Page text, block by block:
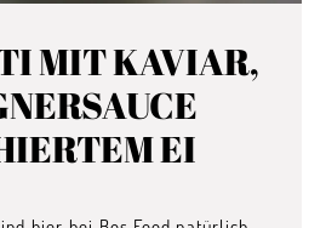
MIT KAVIAR,
EI